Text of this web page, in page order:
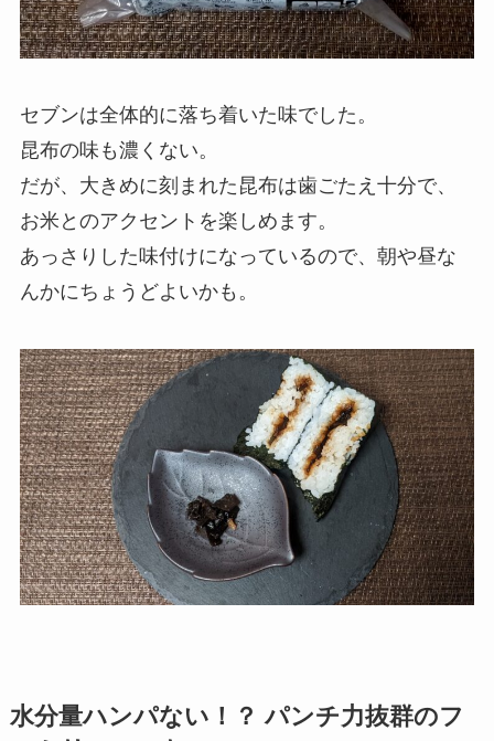
セブンは全体的に落ち着いた味でした。
昆布の味も濃くない。
だが、大きめに刻まれた昆布は歯ごたえ十分で、
お米とのアクセントを楽しめます。
あっさりした味付けになっているので、朝や昼な
んかにちょうどよいかも。
水分量ハンパない！？ パンチ力抜群のフ